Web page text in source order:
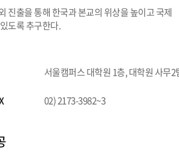
진출을 통해 한국과 본교의 위상을 높이고 국제
도록 추구한다.
서울캠퍼스 대학원 1층, 대학원 사무2
02) 2173-3982~3